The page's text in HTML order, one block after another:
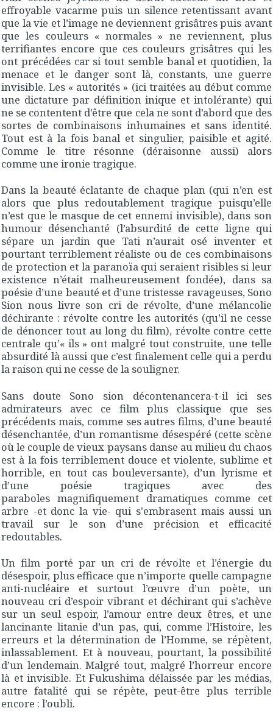
effroyable vacarme puis un silence retentissant avant
que la vie et l’image ne deviennent grisâtres puis avant
que les couleurs « normales » ne reviennent, plus
terrifiantes encore que ces couleurs grisâtres qui les
ont précédées car si tout semble banal et quotidien, la
menace et le danger sont là, constants, une guerre
invisible. Les « autorités » (ici traitées au début comme
une dictature par définition inique et intolérante) qui
ne se contentent d’être que cela ne sont d’abord que des
sortes de combinaisons inhumaines et sans identité.
Tout est à la fois banal et singulier, paisible et agité.
Comme le titre résonne (déraisonne aussi) alors
comme une ironie tragique.
Dans la beauté éclatante de chaque plan (qui n’en est
alors que plus redoutablement tragique puisqu’elle
n’est que le masque de cet ennemi invisible), dans son
humour désenchanté (l’absurdité de cette ligne qui
sépare un jardin que Tati n’aurait osé inventer et
pourtant terriblement réaliste ou de ces combinaisons
de protection et la paranoïa qui seraient risibles si leur
existence n’était malheureusement fondée), dans sa
poésie d’une beauté et d’une tristesse ravageuses, Sono
Sion nous livre son cri de révolte, d’une mélancolie
déchirante : révolte contre les autorités (qu’il ne cesse
de dénoncer tout au long du film), révolte contre cette
centrale qu’« ils » ont malgré tout construite, une telle
absurdité là aussi que c’est finalement celle qui a perdu
la raison qui ne cesse de la souligner.
Sans doute Sono sion décontenancera-t-il ici ses
admirateurs avec ce film plus classique que ses
précédents mais, comme ses autres films, d’une beauté
désenchantée, d’un romantisme désespéré (cette scène
où le couple de vieux paysans danse au milieu du chaos
est à la fois terriblement douce et violente, sublime et
horrible, en tout cas bouleversante), d’un lyrisme et
d’une poésie tragiques avec des
paraboles magnifiquement dramatiques comme cet
arbre -et donc la vie- qui s'embrasent mais aussi un
travail sur le son d’une précision et efficacité
redoutables.
Un film porté par un cri de révolte et l’énergie du
désespoir, plus efficace que n’importe quelle campagne
anti-nucléaire et surtout l’œuvre d’un poète, un
nouveau cri d’espoir vibrant et déchirant qui s’achève
sur un seul espoir, l’amour entre deux êtres, et une
lancinante litanie d’un pas, qui, comme l’Histoire, les
erreurs et la détermination de l’Homme, se répètent,
inlassablement. Et à nouveau, pourtant, la possibilité
d’un lendemain. Malgré tout, malgré l’horreur encore
là et invisible. Et Fukushima délaissée par les médias,
autre fatalité qui se répète, peut-être plus terrible
encore : l’oubli.